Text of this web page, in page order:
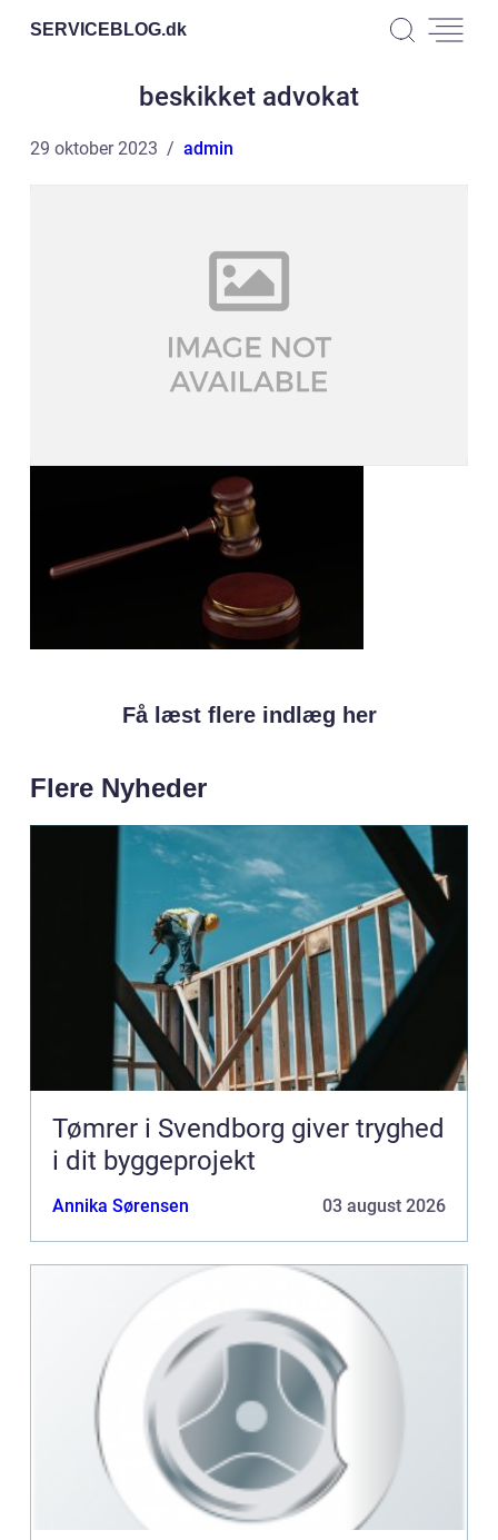
SERVICEBLOG.dk
beskikket advokat
29 oktober 2023 admin
Få læst flere indlæg her
Flere Nyheder
Tømrer i Svendborg giver tryghed
i dit byggeprojekt
Annika Sørensen 03 august 2026